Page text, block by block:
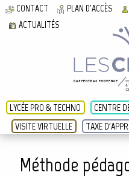
LYCÉE PRO & TECHNO
CENTRE
VISITE VIRTUELLE
TAXE
CONTACT PLAN D'ACCÈS
ACTUALITÉS
Méthode